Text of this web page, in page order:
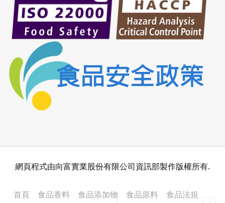
網頁程式由向富實業股份有限公司資訊部製作版權所有.
首頁 食品香料 食品添加物 食品原料
食品法規